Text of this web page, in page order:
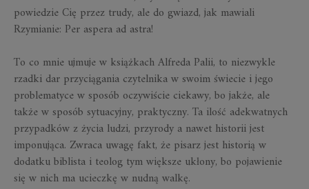
powiedzie Cię przez trudy, ale do gwiazd, jak mawiali
Rzymianie: Per aspera ad astra!
To co mnie ujmuje w książkach Alfreda Palii, to niezwykle
rzadki dar przyciągania czytelnika w swoim świecie i jego
problematyce w sposób oczywiście ciekawy, bo jakże, ale
także w sposób sytuacyjny, praktyczny. Ta ilość adekwatnych
przypadków z życia ludzi, przyrody a nawet historii jest
imponująca. Zwraca uwagę fakt, że pisarz jest historią w
dodatku biblista i teolog tym większe ukłony, bo pojawienie
się w nich ma ucieczkę w nudną walkę.